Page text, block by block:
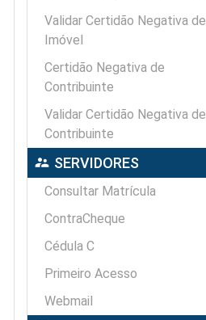
Validar Certidão Negativa de
Imóvel
Certidão Negativa de
Contribuinte
Validar Certidão Negativa de
Contribuinte
supervisor_account SERVIDORES
Consultar Matrícula
ContraCheque
Cédula C
Primeiro Acesso
Webmail